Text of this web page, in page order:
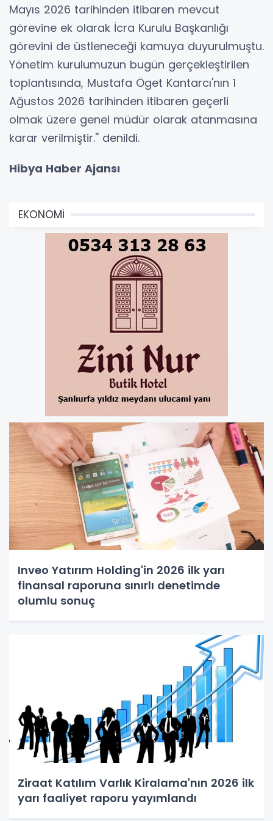
Mayıs 2026 tarihinden itibaren mevcut
görevine ek olarak İcra Kurulu Başkanlığı
görevini de üstleneceği kamuya duyurulmuştu.
Yönetim kurulumuzun bugün gerçekleştirilen
toplantısında, Mustafa Öget Kantarcı'nın 1
Ağustos 2026 tarihinden itibaren geçerli
olmak üzere genel müdür olarak atanmasına
karar verilmiştir.'' denildi.
Hibya Haber Ajansı
EKONOMİ
Inveo Yatırım Holding'in 2026 ilk yarı
finansal raporuna sınırlı denetimde
olumlu sonuç
Ziraat Katılım Varlık Kiralama'nın 2026 ilk
yarı faaliyet raporu yayımlandı